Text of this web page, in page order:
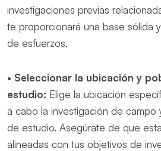
investigaciones previas
te proporcionará una base sólida
de esfuerzos.
• Seleccionar la ubicación y
estudio: Elige la ubicación
a cabo la investigación de campo
de estudio. Asegúrate de que
alineadas con tus objetivos de